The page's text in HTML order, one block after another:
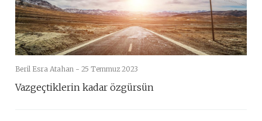
Beril Esra Atahan - 25 Temmuz 2023
Vazgeçtiklerin kadar özgürsün